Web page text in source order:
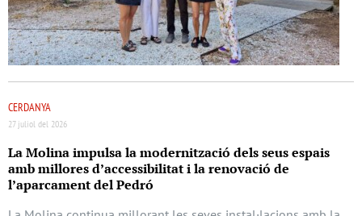
CERDANYA
27 juliol del 2026
La Molina impulsa la modernització dels seus espais
amb millores d’accessibilitat i la renovació de
l’aparcament del Pedró